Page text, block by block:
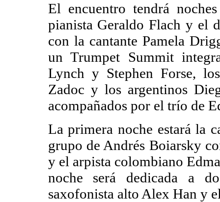
El encuentro tendrá
pianista Geraldo Flach y el
con la cantante Pamela
un Trumpet Summit
Lynch y Stephen Forse,
Zadoc y los argentinos
acompañados por el trío de
La primera noche estará la
grupo de Andrés Boiarsky
y el arpista colombiano
noche será dedicada a
saxofonista alto Alex Han y